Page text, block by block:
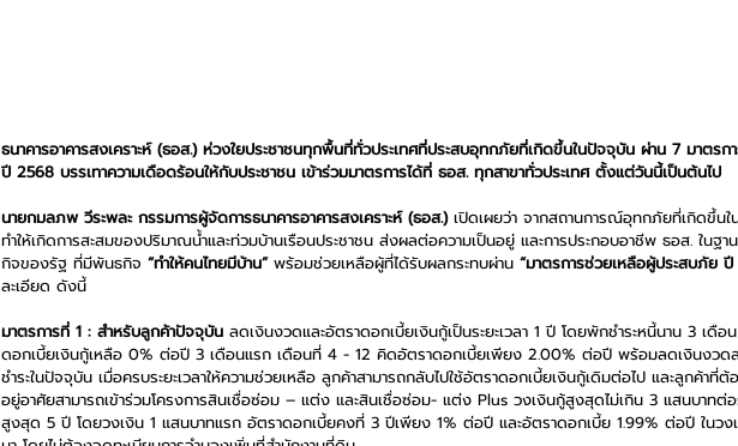
ธนาคารอาคารสงเคราะห์ (ธอส.) ห่วงใยประชาชนทุกพื้นที่ทั่วประเทศที่ประสบอุทกภัยที่เกิดขึ้นในปัจจุบัน ผ่าน 7 มาตร
ปี 2568 บรรเทาความเดือดร้อนให้กับประชาชน เข้าร่วมมาตรการได้ที่ ธอส. ทุกสาขาทั่วประเทศ ตั้งแต่วันนี้เป็นต้นไป
นายกมลภพ วีระพละ กรรมการผู้จัดการธนาคารอาคารสงเคราะห์ (ธอส.) เปิดเผยว่า จากสถานการณ์อุทกภัยที่เกิดขึ้นใ
ทำให้เกิดการสะสมของปริมาณน้ำและท่วมบ้านเรือนประชาชน ส่งผลต่อความเป็นอยู่ และการประกอบอาชีพ ธอส. ในฐาน
กิจของรัฐ ที่มีพันธกิจ “ทำให้คนไทยมีบ้าน” พร้อมช่วยเหลือผู้ที่ได้รับผลกระทบผ่าน “มาตรการช่วยเหลือผู้ประสบภัย
ละเอียด ดังนี้
มาตรการที่ 1 : สำหรับลูกค้าปัจจุบัน ลดเงินงวดและอัตราดอกเบี้ยเงินกู้เป็นระยะเวลา 1 ปี โดยพักชำระหนี้นาน 3 เดื
ดอกเบี้ยเงินกู้เหลือ 0% ต่อปี 3 เดือนแรก เดือนที่ 4 - 12 คิดอัตราดอกเบี้ยเพียง 2.00% ต่อปี พร้อมลดเงินงว
ชำระในปัจจุบัน เมื่อครบระยะเวลาให้ความช่วยเหลือ ลูกค้าสามารถกลับไปใช้อัตราดอกเบี้ยเงินกู้เดิมต่อไป และลูกค้าที่
อยู่อาศัยสามารถเข้าร่วมโครงการสินเชื่อซ่อม – แต่ง และสินเชื่อซ่อม- แต่ง Plus วงเงินกู้สูงสุดไม่เกิน 3 แสนบาทต่อ
สูงสุด 5 ปี โดยวงเงิน 1 แสนบาทแรก อัตราดอกเบี้ยคงที่ 3 ปีเพียง 1% ต่อปี และอัตราดอกเบี้ย 1.99% ต่อปี ในว